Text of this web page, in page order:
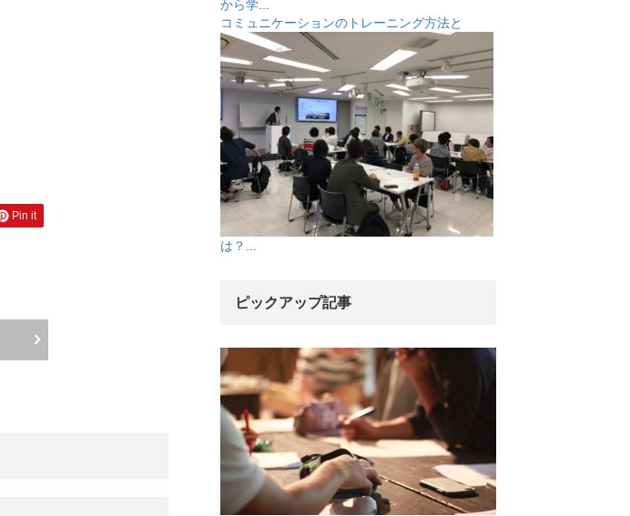
Pin it
から学...
コミュニケーションのトレーニング方法と
は？...
ピックアップ記事